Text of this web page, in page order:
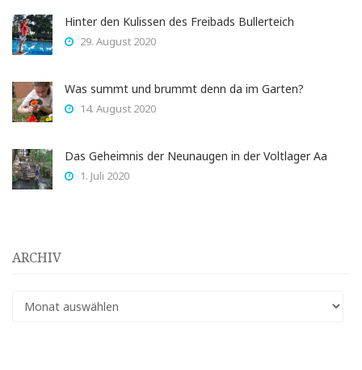
Hinter den Kulissen des Freibads Bullerteich
29. August 2020
Was summt und brummt denn da im Garten?
14. August 2020
Das Geheimnis der Neunaugen in der Voltlager Aa
1. Juli 2020
ARCHIV